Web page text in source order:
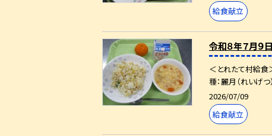
給食献立
令和８年７月９日
＜とれたて村給食
種：麗月（れいげつ
2026/07/09
給食献立